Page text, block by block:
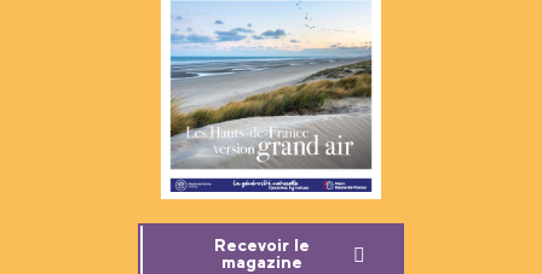
Recevoir le
magazine